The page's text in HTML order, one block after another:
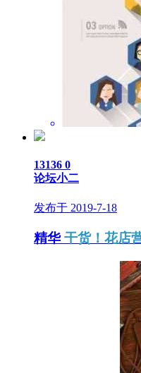
13136 0
论坛小二
发布于 2019-7-18
精华 干货！花店